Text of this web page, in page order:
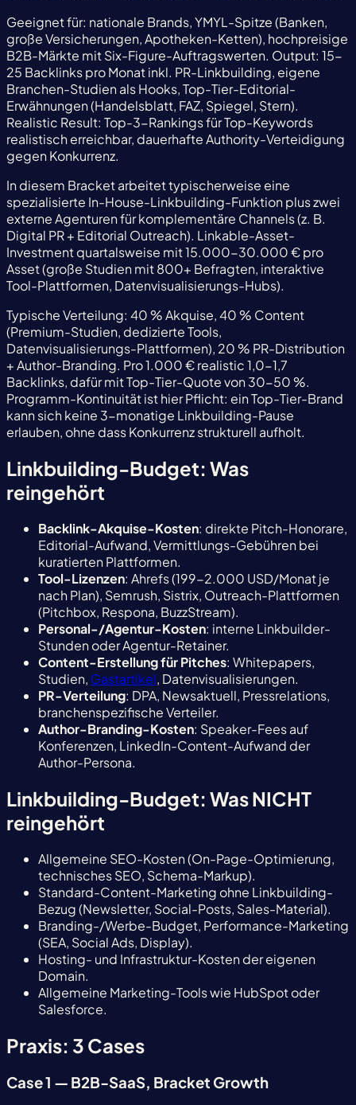
Geeignet für: nationale Brands, YMYL-Spitze (Banken,
große Versicherungen, Apotheken-Ketten), hochpreisige
B2B-Märkte mit Six-Figure-Auftragswerten. Output: 15-
25 Backlinks pro Monat inkl. PR-Linkbuilding, eigene
Branchen-Studien als Hooks, Top-Tier-Editorial-
Erwähnungen (Handelsblatt, FAZ, Spiegel, Stern).
Realistic Result: Top-3-Rankings für Top-Keywords
realistisch erreichbar, dauerhafte Authority-Verteidigung
gegen Konkurrenz.
In diesem Bracket arbeitet typischerweise eine
spezialisierte In-House-Linkbuilding-Funktion plus zwei
externe Agenturen für komplementäre Channels (z. B.
Digital PR + Editorial Outreach). Linkable-Asset-
Investment quartalsweise mit 15.000-30.000 € pro
Asset (große Studien mit 800+ Befragten, interaktive
Tool-Plattformen, Datenvisualisierungs-Hubs).
Typische Verteilung: 40 % Akquise, 40 % Content
(Premium-Studien, dedizierte Tools,
Datenvisualisierungs-Plattformen), 20 % PR-Distribution
+ Author-Branding. Pro 1.000 € realistic 1,0-1,7
Backlinks, dafür mit Top-Tier-Quote von 30-50 %.
Programm-Kontinuität ist hier Pflicht: ein Top-Tier-Brand
kann sich keine 3-monatige Linkbuilding-Pause
erlauben, ohne dass Konkurrenz strukturell aufholt.
Linkbuilding-Budget: Was
reingehört
Backlink-Akquise-Kosten: direkte Pitch-Honorare,
Editorial-Aufwand, Vermittlungs-Gebühren bei
kuratierten Plattformen.
Tool-Lizenzen: Ahrefs (199-2.000 USD/Monat je
nach Plan), Semrush, Sistrix, Outreach-Plattformen
(Pitchbox, Respona, BuzzStream).
Personal-/Agentur-Kosten: interne Linkbuilder-
Stunden oder Agentur-Retainer.
Content-Erstellung für Pitches: Whitepapers,
Studien, Gastartikel, Datenvisualisierungen.
PR-Verteilung: DPA, Newsaktuell, Pressrelations,
branchenspezifische Verteiler.
Author-Branding-Kosten: Speaker-Fees auf
Konferenzen, LinkedIn-Content-Aufwand der
Author-Persona.
Linkbuilding-Budget: Was NICHT
reingehört
Allgemeine SEO-Kosten (On-Page-Optimierung,
technisches SEO, Schema-Markup).
Standard-Content-Marketing ohne Linkbuilding-
Bezug (Newsletter, Social-Posts, Sales-Material).
Branding-/Werbe-Budget, Performance-Marketing
(SEA, Social Ads, Display).
Hosting- und Infrastruktur-Kosten der eigenen
Domain.
Allgemeine Marketing-Tools wie HubSpot oder
Salesforce.
Praxis: 3 Cases
Case 1 — B2B-SaaS, Bracket Growth